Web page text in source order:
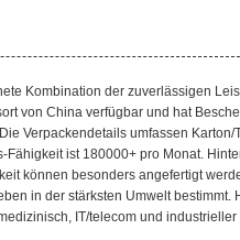
Kombination der zuverlässigen
von China verfügbar und hat
Verpackendetails umfassen
ist 180000+ pro Monat.
können besonders angefertigt
in der stärksten Umwelt
IT/telecom und industrieller